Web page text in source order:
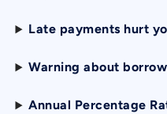
Late payments hurt
Warning about
Annual Percentage